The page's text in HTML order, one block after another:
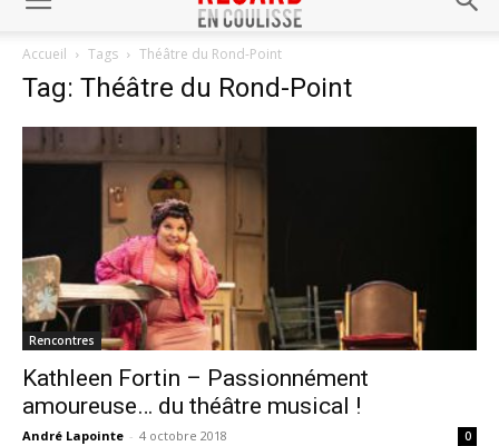
Accueil Tags Théâtre du Rond-Point
Tag: Théâtre du Rond-Point
Rencontres
Kathleen Fortin – Passionnément
amoureuse… du théâtre musical !
André Lapointe - 4 octobre 2018 0